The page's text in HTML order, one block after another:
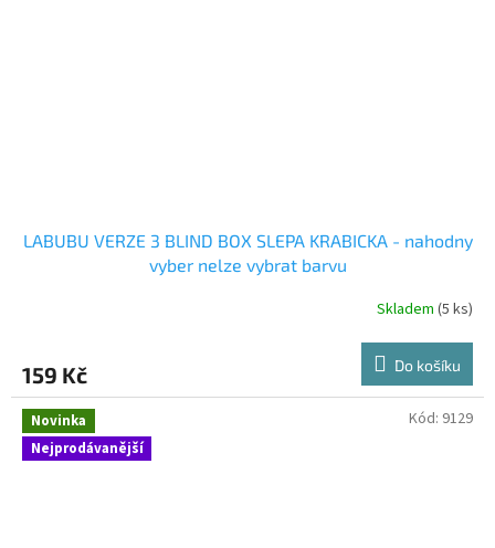
LABUBU VERZE 3 BLIND BOX SLEPA KRABICKA - nahodny
vyber nelze vybrat barvu
Skladem (5 ks)
159 Kč Do košíku
Novinka
Nejprodávanější
Kód: 9129